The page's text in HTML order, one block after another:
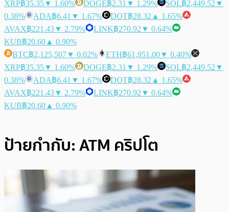
XRP฿35.35▼ 1.60% DOGE฿2.31 ▼ 1.29% SOL฿2,449.52 ▼
0.38%
ADA฿6.41 ▼ 1.67% DOT฿28.32 ▲ 1.65%
AVAX฿221.43▼ 2.79% LINK฿270.92 ▼ 0.64%
KUB฿20.60 ▲ 0.90%
BTC฿2,125,507▼ 0.02% ETH฿61,951.00▼ 0.40%
XRP฿35.35▼ 1.60% DOGE฿2.31 ▼ 1.29% SOL฿2,449.52 ▼
0.38%
ADA฿6.41 ▼ 1.67% DOT฿28.32 ▲ 1.65%
AVAX฿221.43▼ 2.79% LINK฿270.92 ▼ 0.64%
KUB฿20.60 ▲ 0.90%
ป้ายกำกับ:ATM คริปโต